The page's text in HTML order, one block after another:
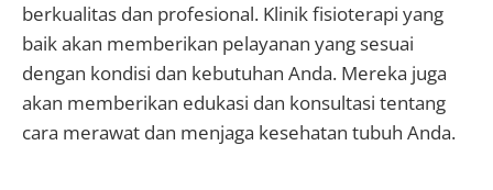
berkualitas dan profesional. Klinik fisioterapi yang
baik akan memberikan pelayanan yang sesuai
dengan kondisi dan kebutuhan Anda. Mereka juga
akan memberikan edukasi dan konsultasi tentang
cara merawat dan menjaga kesehatan tubuh Anda.